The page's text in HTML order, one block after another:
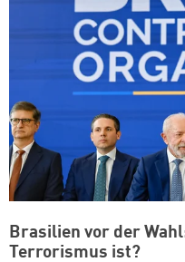
Brasilien vor der
Terrorismus ist?